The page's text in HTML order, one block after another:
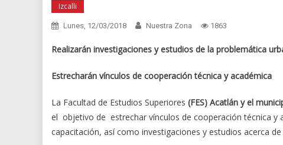
Izcalli
Lunes, 12/03/2018 Nuestra Zona 1863
Realizarán investigaciones y estudios de la problemática
Estrecharán vínculos de cooperación técnica y académica
La Facultad de Estudios Superiores (FES) Acatlán y el
el objetivo de estrechar vínculos de cooperación técnica
capacitación, así como investigaciones y estudios acerca